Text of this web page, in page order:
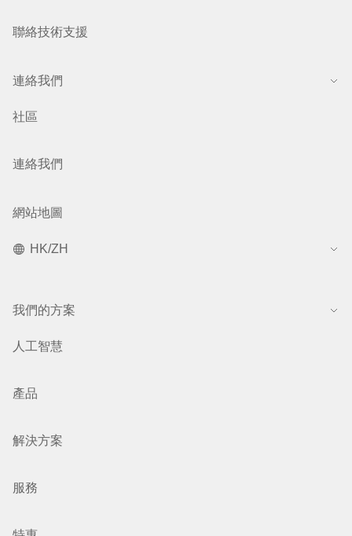
聯絡技術支援
連絡我們
社區
連絡我們
網站地圖
HK/ZH
我們的方案
人工智慧
產品
解決方案
服務